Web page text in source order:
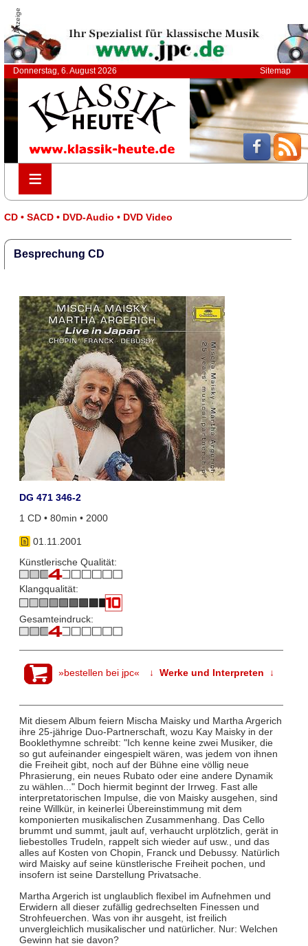
Anzeige
Donnerstag, 6. August 2026 Sitemap
≡
≡
CD • SACD • DVD-Audio • DVD Video
Besprechung CD
DG 471 346-2
1 CD • 80min • 2000
01.11.2001
Künstlerische Qualität:
Klangqualität:
Gesamteindruck:
»bestellen bei jpc« ↓ Werke und Interpreten ↓
Mit diesem Album feiern Mischa Maisky und Martha Argerich
ihre 25-jährige Duo-Partnerschaft, wozu Kay Maisky in der
Booklethymne schreibt: "Ich kenne keine zwei Musiker, die
so gut aufeinander eingespielt wären, was jedem von ihnen
die Freiheit gibt, noch auf der Bühne eine völlig neue
Phrasierung, ein neues Rubato oder eine andere Dynamik
zu wählen..." Doch hiermit beginnt der Irrweg. Fast alle
interpretatorischen Impulse, die von Maisky ausgehen, sind
reine Willkür, in keinerlei Übereinstimmung mit dem
komponierten musikalischen Zusammenhang. Das Cello
brummt und summt, jault auf, verhaucht urplötzlich, gerät in
liebestolles Trudeln, rappelt sich wieder auf usw., und das
alles auf Kosten von Chopin, Franck und Debussy. Natürlich
wird Maisky auf seine künstlerische Freiheit pochen, und
insofern ist seine Darstellung Privatsache.
Martha Argerich ist unglaublich flexibel im Aufnehmen und
Erwidern all dieser zufällig gedrechselten Finessen und
Strohfeuerchen. Was von ihr ausgeht, ist freilich
unvergleichlich musikalischer und natürlicher. Nur: Welchen
Gewinn hat sie davon?